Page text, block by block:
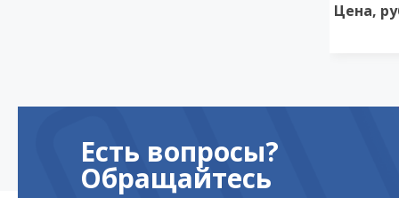
Цена,
Есть вопросы?
Обращайтесь